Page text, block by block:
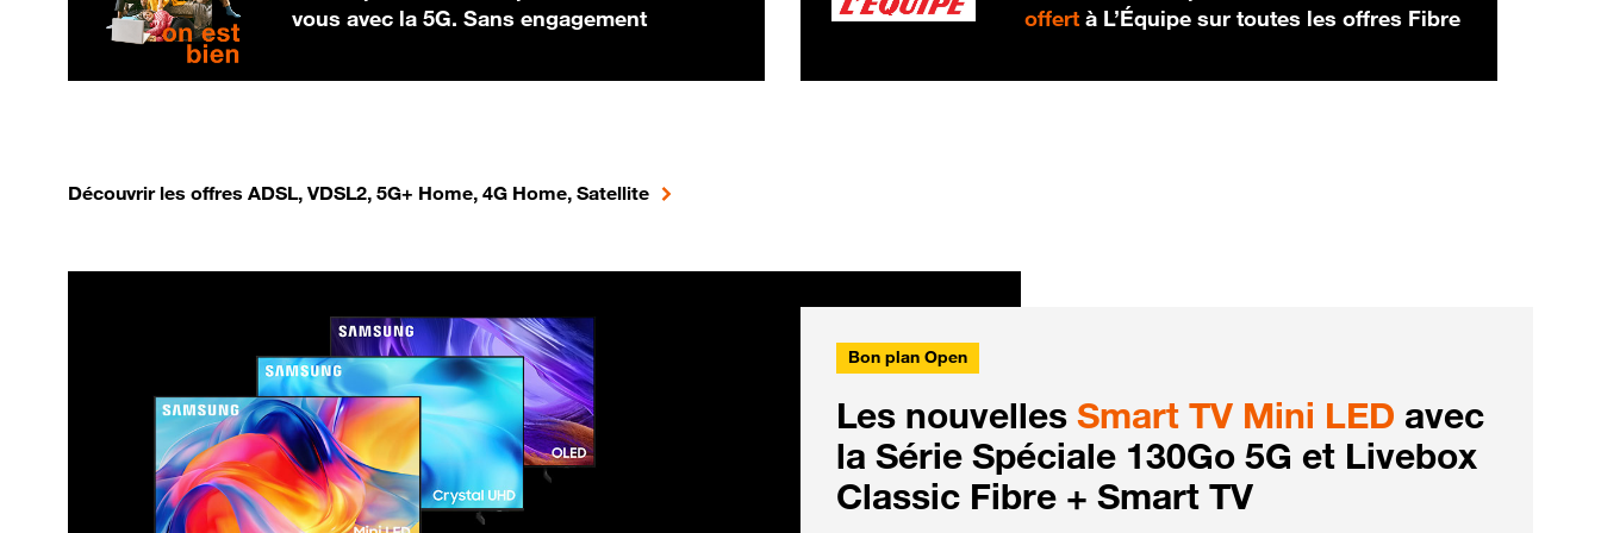
vous avec la 5G. Sans engagement
offert à L’Équipe sur toutes les offres Fibre
Découvrir les offres ADSL, VDSL2, 5G+ Home, 4G Home, Satellite
Bon plan Open
Les nouvelles Smart TV Mini LED avec
la Série Spéciale 130Go 5G et Livebox
Classic Fibre + Smart TV